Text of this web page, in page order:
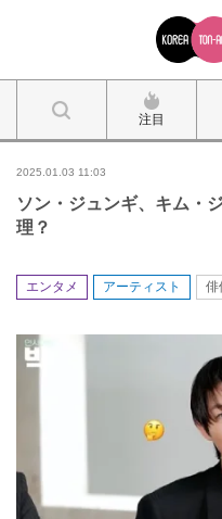
注目
2025.01.03 11:03
ソン・ジュンギ、キム・
理？
エンタメ アーティスト 俳